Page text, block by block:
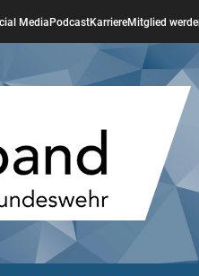
Media PodcastKarriereMitglied